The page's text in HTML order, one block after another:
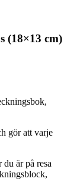
(18×13 cm)
gör att varje
du är på resa